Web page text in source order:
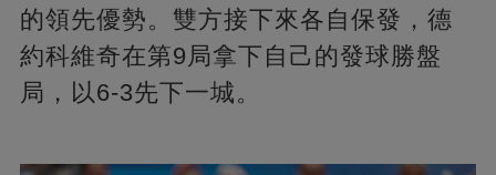
的領先優勢。雙方接下來各自保發，德
約科維奇在第9局拿下自己的發球勝盤
局，以6-3先下一城。